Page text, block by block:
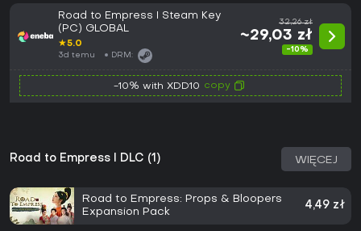
Road to Empress I Steam Key
(PC) GLOBAL
★5.0
3d temu DRM:
32,26 zł
~29,03 zł
-10%
-10% with XDD10 copy
Road to Empress I DLC (1) WIĘCEJ
Road to Empress: Props & Bloopers
Expansion Pack
4,49 zł